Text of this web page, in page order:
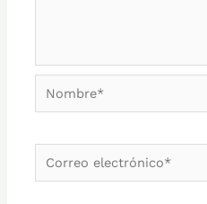
Nombre*
Correo
electrónico*